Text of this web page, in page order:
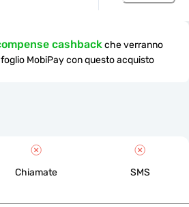
cashbackche verranno
MobiPay con questo acquisto
Chiamate SMS